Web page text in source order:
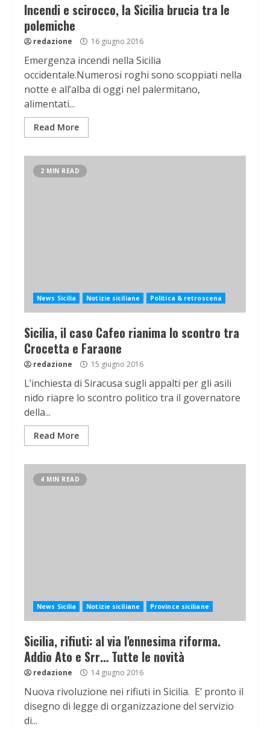
Incendi e scirocco, la Sicilia brucia tra le
polemiche
redazione 16 giugno 2016
Emergenza incendi nella Sicilia
occidentale.Numerosi roghi sono scoppiati nella
notte e all’alba di oggi nel palermitano,
alimentati...
Read More
2 MIN READ
News Sicilia Notizie siciliane Politica & retroscena
Sicilia, il caso Cafeo rianima lo scontro tra
Crocetta e Faraone
redazione 15 giugno 2016
L’inchiesta di Siracusa sugli appalti per gli asili
nido riapre lo scontro politico tra il governatore
della...
Read More
4 MIN READ
News Sicilia Notizie siciliane Province siciliane
Sicilia, rifiuti: al via l'ennesima riforma.
Addio Ato e Srr… Tutte le novità
redazione 14 giugno 2016
Nuova rivoluzione nei rifiuti in Sicilia. E’ pronto il
disegno di legge di organizzazione del servizio
di...